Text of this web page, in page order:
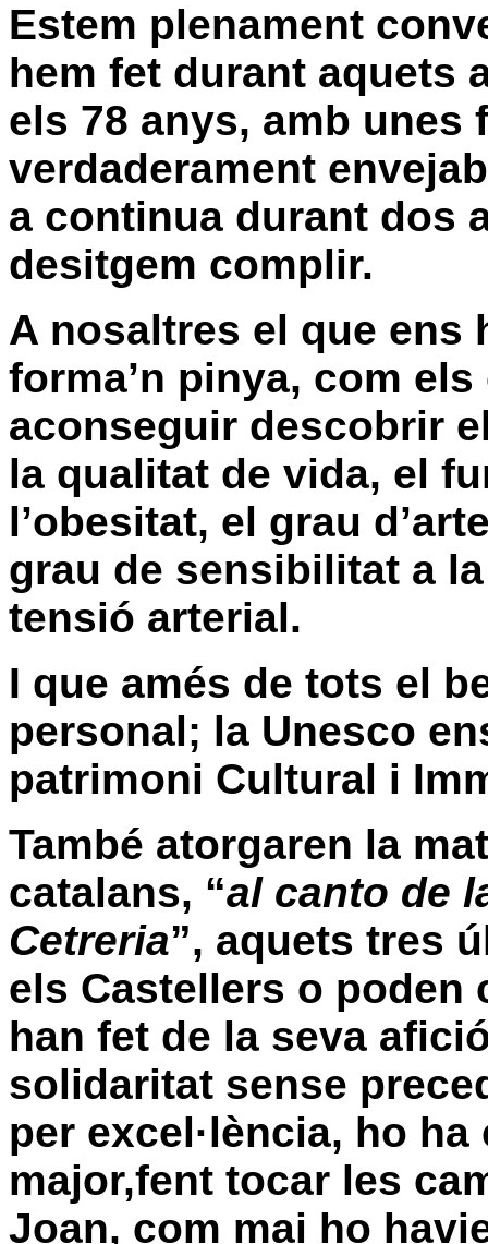
Estem plenament
hem fet durant aquets
els 78 anys, amb
verdaderament
a continua durant dos
desitgem complir.
A nosaltres el que ens
forma’n pinya, com
aconseguir descobrir
la qualitat de vida, el
l’obesitat, el grau
grau de sensibilitat a
tensió arterial.
I que amés de tots el
personal; la Unesco
patrimoni Cultural i
També atorgaren la
catalans, “al canto de
Cetreria”, aquets tres
els Castellers o poden
han fet de la seva
solidaritat sense
per excel·lència, ho
major,fent tocar les
Joan, com mai ho